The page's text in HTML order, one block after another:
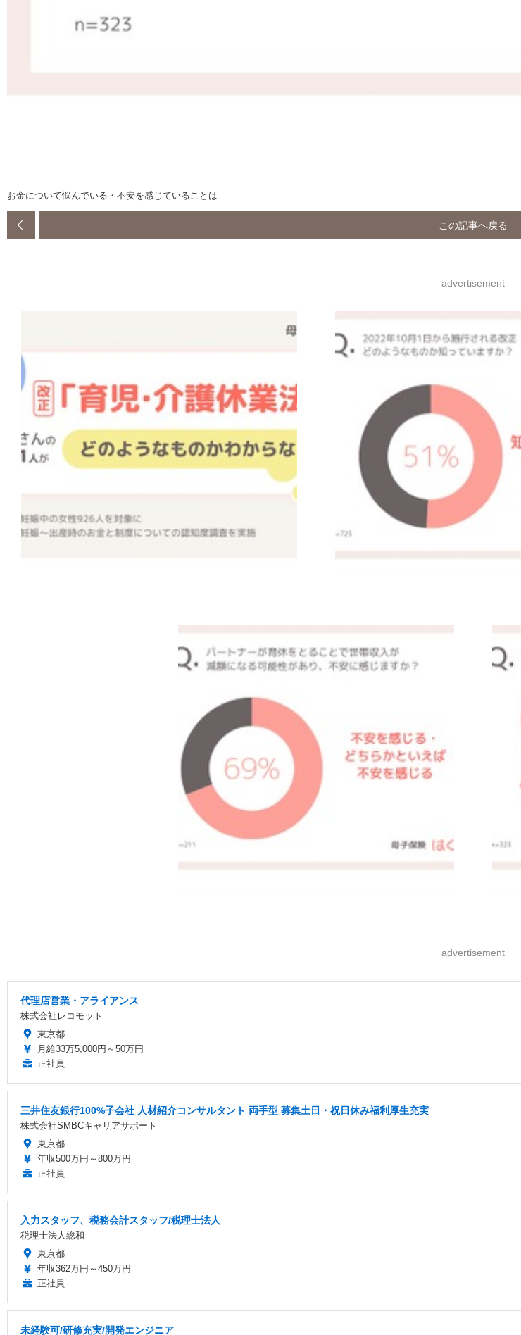
お金について悩んでいる・不安を感じていることは
この記事へ戻る
advertisement
advertisement
代理店営業・アライアンス
株式会社レコモット
東京都
月給33万5,000円～50万円
正社員
三井住友銀行100%子会社 人材紹介コンサルタント 両手型 募集土日・祝日休み福利厚生充実
株式会社SMBCキャリアサポート
東京都
年収500万円～800万円
正社員
入力スタッフ、税務会計スタッフ/税理士法人
税理士法人総和
東京都
年収362万円～450万円
正社員
未経験可/研修充実/開発エンジニア